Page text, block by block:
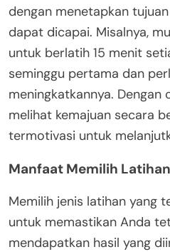
dengan menetapkan
dapat dicapai. Misalnya,
untuk berlatih 15 menit
seminggu pertama dan
meningkatkannya. Dengan
melihat kemajuan secara
termotivasi untuk
Manfaat Memilih
Memilih jenis latihan yang
untuk memastikan Anda
mendapatkan hasil yang